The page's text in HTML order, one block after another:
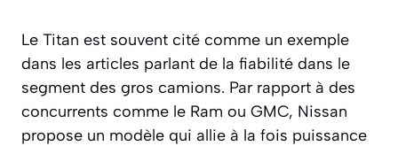
Le Titan est souvent cité comme un exemple
dans les articles parlant de la fiabilité dans le
segment des gros camions. Par rapport à des
concurrents comme le Ram ou GMC, Nissan
propose un modèle qui allie à la fois puissance